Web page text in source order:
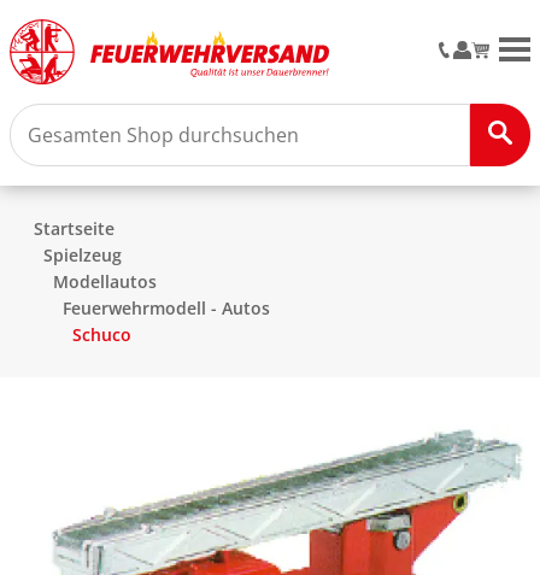
Startseite
Spielzeug
Modellautos
Feuerwehrmodell - Autos
Schuco